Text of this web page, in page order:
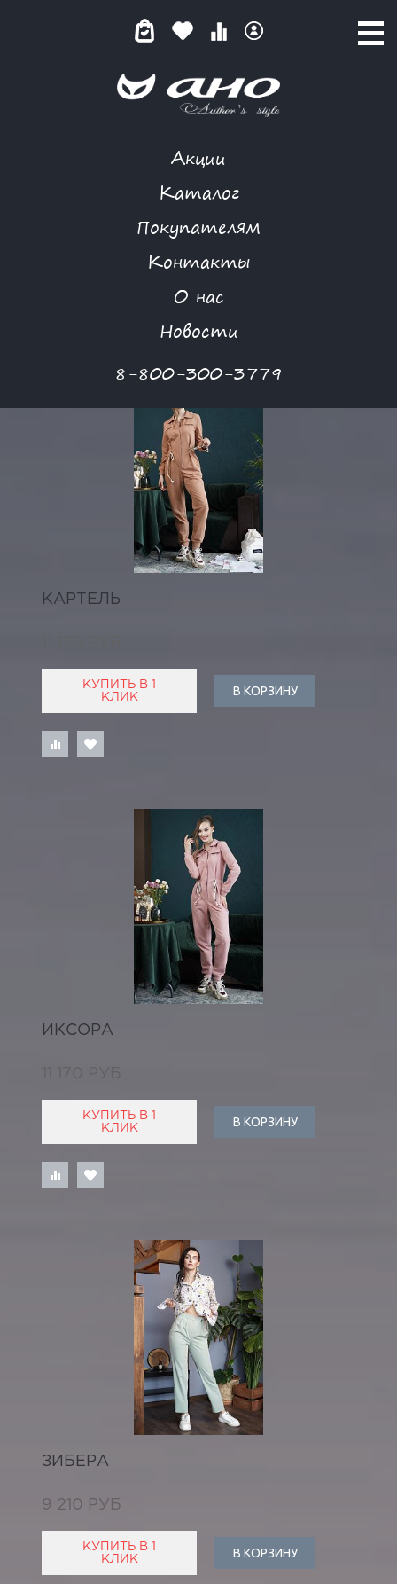
Акции
Каталог
Покупателям
Контакты
О нас
Новости
8-800-300-3779
MORGANNA
КАРТЕЛЬ
КУПИТЬ В 1
КЛИК
В КОРЗИНУ
ИКСОРА
11 170 РУБ
КУПИТЬ В 1
КЛИК
В КОРЗИНУ
ЗИБЕРА
9 210 РУБ
КУПИТЬ В 1
КЛИК
В КОРЗИНУ